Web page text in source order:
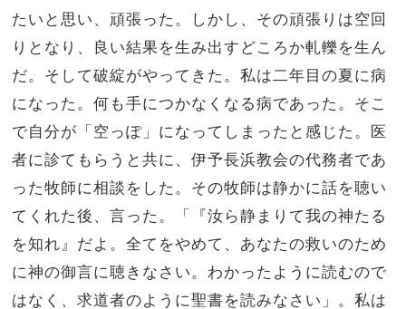
たいと思い、頑張った。しかし、その頑張りは空回
りとなり、良い結果を生み出すどころか軋轢を生ん
だ。そして破綻がやってきた。私は二年目の夏に病
になった。何も手につかなくなる病であった。そこ
で自分が「空っぽ」になってしまったと感じた。医
者に診てもらうと共に、伊予長浜教会の代務者であ
った牧師に相談をした。その牧師は静かに話を聴い
てくれた後、言った。「『汝ら静まりて我の神たる
を知れ』だよ。全てをやめて、あなたの救いのため
に神の御言に聴きなさい。わかったように読むので
はなく、求道者のように聖書を読みなさい」。私は